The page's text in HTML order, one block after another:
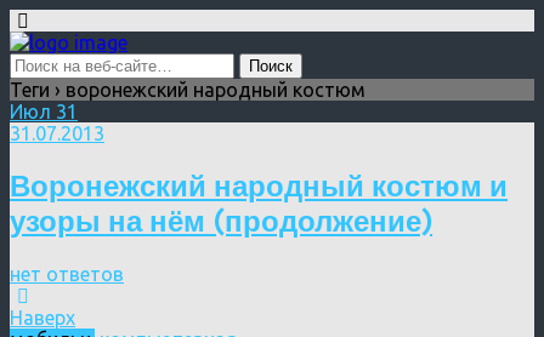
Теги › воронежский народный костюм
Июл 31
31.07.2013
Воронежский народный костюм и
узоры на нём (продолжение)
нет ответов
Наверх